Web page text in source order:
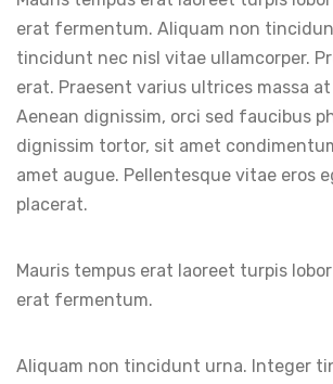
erat fermentum. Aliquam non
tincidunt nec nisl vitae ullamcorper.
erat. Praesent varius ultrices massa
Aenean dignissim, orci sed faucibus
dignissim tortor, sit amet
amet augue. Pellentesque vitae eros
placerat.
Mauris tempus erat laoreet turpis
erat fermentum.
Aliquam non tincidunt urna. Integer